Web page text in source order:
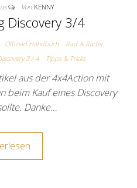
Von KENNY
Discovery 3/4
Offroad Handbuch
Rad & Räder
3 / 4 Tipps & Tricks
aus der 4x4Action mit
beim Kauf eines Discovery
Danke…